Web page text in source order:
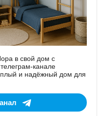
в свой дом с
канале
и надёжный дом для